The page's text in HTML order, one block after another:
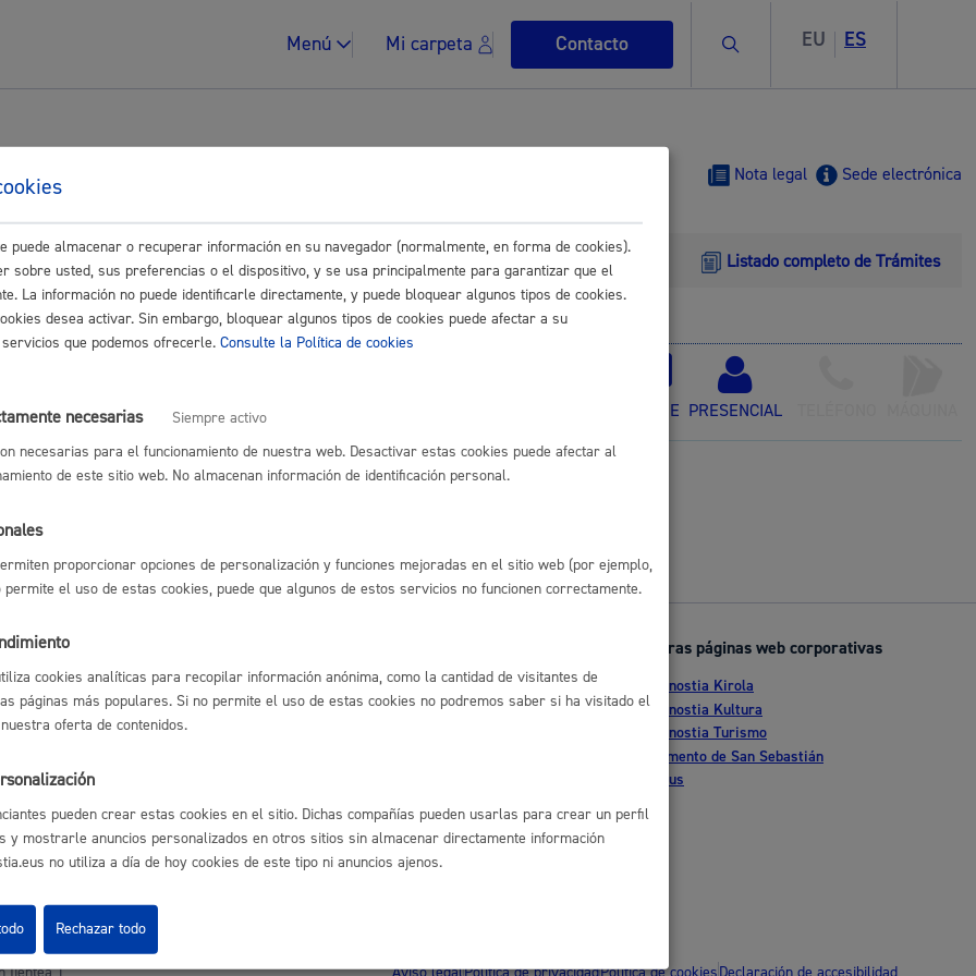
Menú Mi carpeta Contacto Buscar EU ES
Impuestos y multas
para Ciudadanía Sede electrónica
Nota legal
Buscar Listado completo de Trámites
ONLINE PRESENCIAL
Ofertas de empleo
Perfil del contratante
Otras páginas web corporativas
Donostia Kirola
Donostia Kultura
Donostia Turismo
Fomento de San Sebastián
Dbus
puede almacenar o recuperar información en su navegador (normalmente, en forma de cookies).
sobre usted, sus preferencias o el dispositivo, y se usa principalmente para garantizar que el
La información no puede identificarle directamente, y puede bloquear algunos tipos de cookies.
desea activar. Sin embargo, bloquear algunos tipos de cookies puede afectar a su
que podemos ofrecerle. Consulte la Política de cookies
necesarias
Siempre activo
necesarias para el funcionamiento de nuestra web. Desactivar estas cookies puede afectar al
de este sitio web. No almacenan información de identificación personal.
proporcionar opciones de personalización y funciones mejoradas en el sitio web (por ejemplo,
permite el uso de estas cookies, puede que algunos de estos servicios no funcionen correctamente.
cookies analíticas para recopilar información anónima, como la cantidad de visitantes de
páginas más populares. Si no permite el uso de estas cookies no podremos saber si ha visitado el
oferta de contenidos.
pueden crear estas cookies en el sitio. Dichas compañías pueden usarlas para crear un perfil
y mostrarle anuncios personalizados en otros sitios sin almacenar directamente información
no utiliza a día de hoy cookies de este tipo ni anuncios ajenos.
Rechazar todo